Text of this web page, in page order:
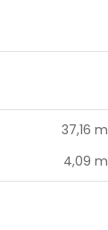
37,16 m
4,09 m